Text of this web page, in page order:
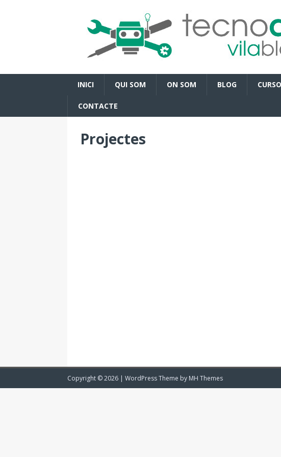
INICI QUI SOM ON SOM BLOG
CONTACTE
Projectes
Copyright © 2026 | WordPress Theme by MH Themes